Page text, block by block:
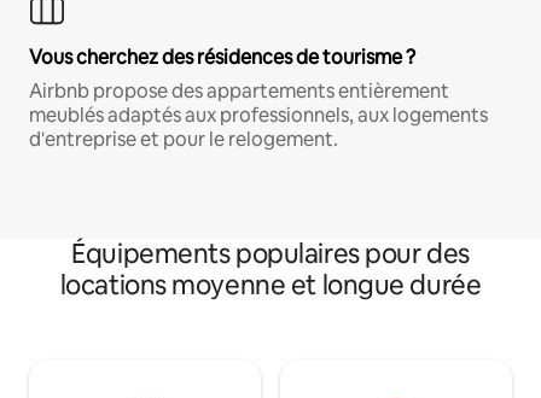
Vous cherchez des résidences de tourisme ?
Airbnb propose des appartements entièrement
meublés adaptés aux professionnels, aux logements
d'entreprise et pour le relogement.
Équipements populaires pour des
locations moyenne et longue durée